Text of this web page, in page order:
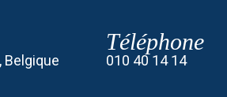
Belgique
Téléphone
010 40 14 14